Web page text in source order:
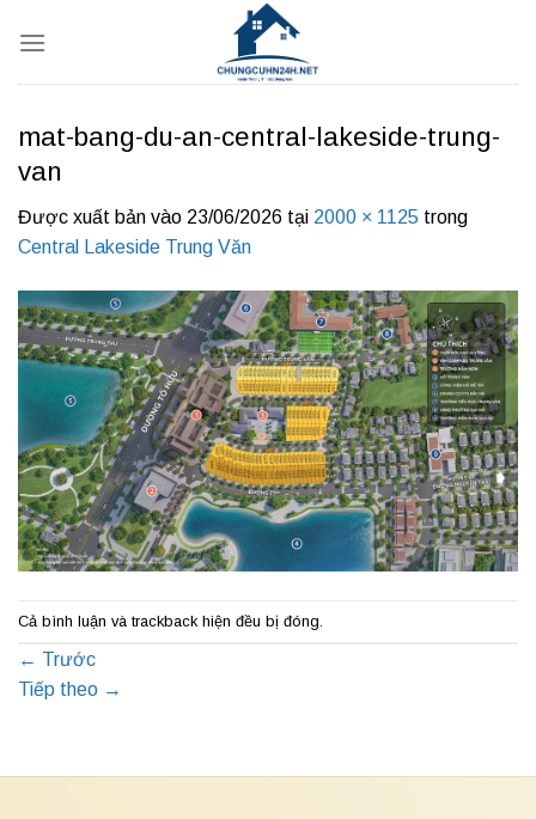
qua
mat-bang-du-an-central-lakeside-trung-
van
Được xuất bản vào 23/06/2026 tại 2000 × 1125 trong
Central Lakeside Trung Văn
Cả bình luận và trackback hiện đều bị đóng.
← Trước
Tiếp theo →